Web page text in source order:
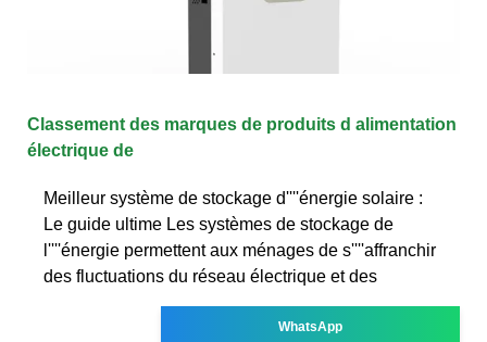
Classement des marques de produits d alimentation
électrique de
Meilleur système de stockage d''''énergie solaire :
Le guide ultime Les systèmes de stockage de
l''''énergie permettent aux ménages de s''''affranchir
des fluctuations du réseau électrique et des
WhatsApp